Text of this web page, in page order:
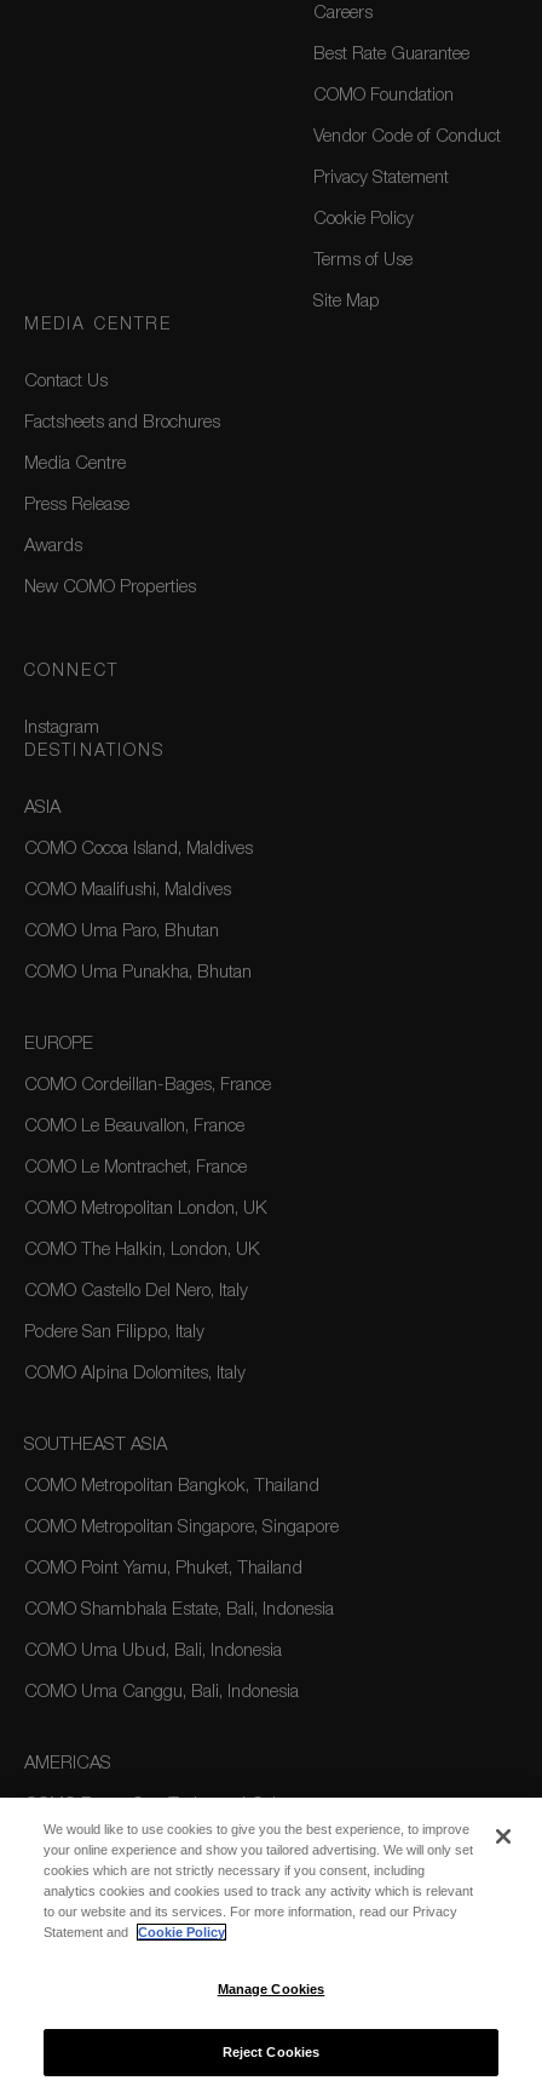
Careers
Best Rate Guarantee
COMO Foundation
Vendor Code of Conduct
Privacy Statement
Cookie Policy
Terms of Use
Site Map
MEDIA CENTRE
Contact Us
Factsheets and Brochures
Media Centre
Press Release
Awards
New COMO Properties
CONNECT
Instagram
DESTINATIONS
ASIA
COMO Cocoa Island, Maldives
COMO Maalifushi, Maldives
COMO Uma Paro, Bhutan
COMO Uma Punakha, Bhutan
EUROPE
COMO Cordeillan-Bages, France
COMO Le Beauvallon, France
COMO Le Montrachet, France
COMO Metropolitan London, UK
COMO The Halkin, London, UK
COMO Castello Del Nero, Italy
Podere San Filippo, Italy
COMO Alpina Dolomites, Italy
SOUTHEAST ASIA
COMO Metropolitan Bangkok, Thailand
COMO Metropolitan Singapore, Singapore
COMO Point Yamu, Phuket, Thailand
COMO Shambhala Estate, Bali, Indonesia
COMO Uma Ubud, Bali, Indonesia
COMO Uma Canggu, Bali, Indonesia
AMERICAS
AUSTRALIA/OCEANIA
COMO The Treasury, Perth
We would like to use cookies to give you the best experience, to improve
your online experience and show you tailored advertising. We will only set
cookies which are not strictly necessary if you consent, including
analytics cookies and cookies used to track any activity which is relevant
to our website and its services. For more information, read our Privacy
Statement and
Cookie Policy
Manage Cookies
Reject Cookies